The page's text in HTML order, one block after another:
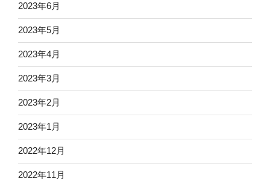
2023年6月
2023年5月
2023年4月
2023年3月
2023年2月
2023年1月
2022年12月
2022年11月